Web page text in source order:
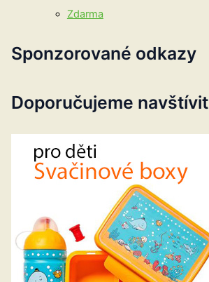
Zdarma
Sponzorované odkazy
Doporučujeme navštívit